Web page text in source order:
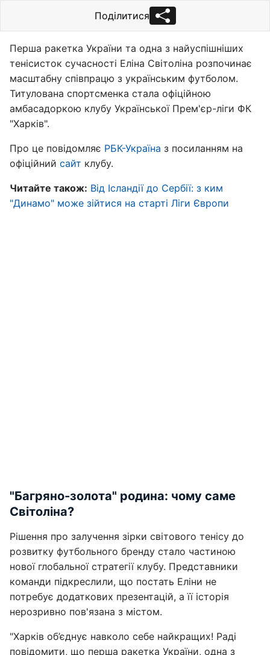
Поділитися
Перша ракетка України та одна з найуспішніших
тенісисток сучасності Еліна Світоліна розпочинає
масштабну співпрацю з українським футболом.
Титулована спортсменка стала офіційною
амбасадоркою клубу Української Прем'єр-ліги ФК
"Харків".
Про це повідомляє РБК-Україна з посиланням на
офіційний сайт клубу.
Читайте також: Від Ісландії до Сербії: з ким
"Динамо" може зійтися на старті Ліги Європи
"Багряно-золота" родина: чому саме
Світоліна?
Рішення про залучення зірки світового тенісу до
розвитку футбольного бренду стало частиною
нової глобальної стратегії клубу. Представники
команди підкреслили, що постать Еліни не
потребує додаткових презентацій, а її історія
нерозривно пов'язана з містом.
"Харків об’єднує навколо себе найкращих! Раді
повідомити, що перша ракетка України, одна з